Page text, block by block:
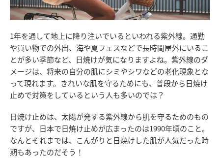
1年を通して地上に降り注いでいるといわれる紫外線。通勤
や買い物での外出、海や夏フェスなどで長時間屋外にいるこ
とが多い季節など、日焼けが気になりますよね。 紫外線のダ
メージは、将来の自分の肌にシミやシワなどの老化現象とな
って現れます。きれいな肌を守るためにも、普段から日焼け
止めで対策をしているという人も多いのでは？
日焼け止めは、太陽が発する紫外線から肌を守るためのもの
ですが、日本で日焼け止めが広まったのは1990年頃のこと。
なんとそれまでは、こんがりと日焼けした肌が人気だった時
期もあったのだそう！